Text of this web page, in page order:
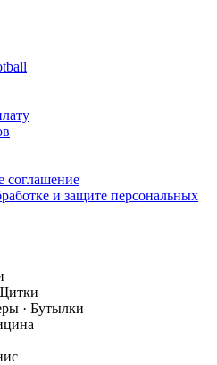
соглашение
и защите персональных
· Бутылки